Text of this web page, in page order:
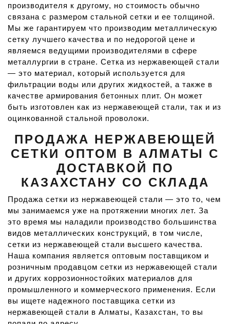
производителя к другому, но стоимость обычно
связана с размером стальной сетки и ее толщиной.
Мы же гарантируем что производим металлическую
сетку лучшего качества и по недорогой цене и
являемся ведущими производителями в сфере
металлургии в стране. Сетка из нержавеющей стали
— это материал, который используется для
фильтрации воды или других жидкостей, а также в
качестве армирования бетонных плит. Он может
быть изготовлен как из нержавеющей стали, так и из
оцинкованной стальной проволоки.
ПРОДАЖА НЕРЖАВЕЮЩЕЙ
СЕТКИ ОПТОМ В АЛМАТЫ С
ДОСТАВКОЙ ПО
КАЗАХСТАНУ СО СКЛАДА
Продажа сетки из нержавеющей стали — это то, чем
мы занимаемся уже на протяжении многих лет. За
это время мы наладили производство большинства
видов металлических конструкций, в том числе,
сетки из нержавеющей стали высшего качества.
Наша компания является оптовым поставщиком и
розничным продавцом сетки из нержавеющей стали
и других коррозионностойких материалов для
промышленного и коммерческого применения. Если
вы ищете надежного поставщика сетки из
нержавеющей стали в Алматы, Казахстан, то вы